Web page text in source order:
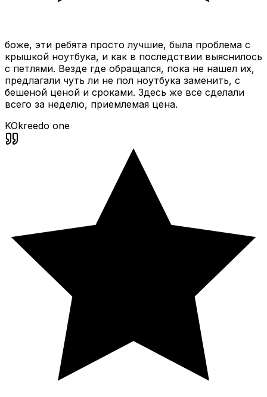
боже, эти ребята просто лучшие, была проблема с
крышкой ноутбука, и как в последствии выяснилось
с петлями. Везде где обращался, пока не нашел их,
предлагали чуть ли не пол ноутбука заменить, с
бешеной ценой и сроками. Здесь же все сделали
всего за неделю, приемлемая цена.
KOkreedo one